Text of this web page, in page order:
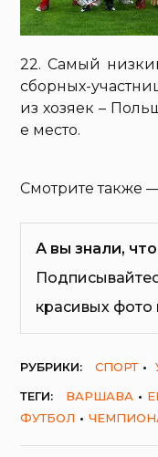
22. Самый
сборных-
из хозяек –
е место.
Смотрите также
А вы знали,
красивых фото
РУБРИКИ: СПОРТ
ТЕГИ:
ВАРШАВА
ФУТБОЛ